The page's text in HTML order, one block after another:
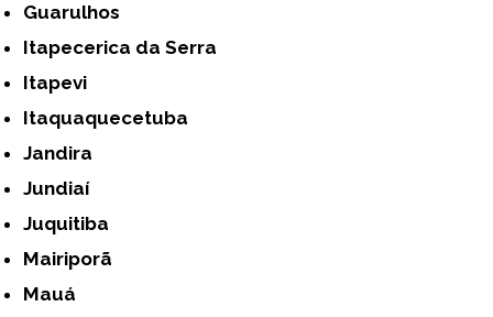
Guarulhos
Itapecerica da Serra
Itapevi
Itaquaquecetuba
Jandira
Jundiaí
Juquitiba
Mairiporã
Mauá